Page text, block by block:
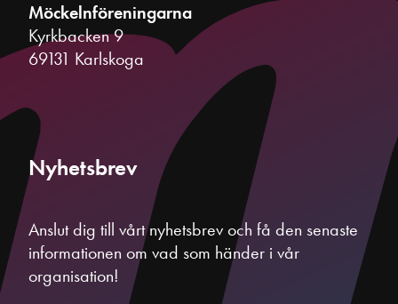
Möckelnföreningarna
Kyrkbacken 9
69131 Karlskoga
Nyhetsbrev
Anslut dig till vårt nyhetsbrev och få den senaste
informationen om vad som händer i vår
organisation!